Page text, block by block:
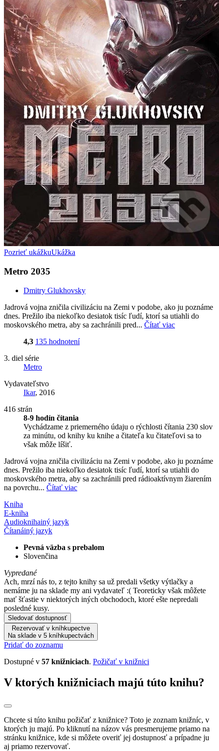
Pozrieť ukážkuUkážka
Metro 2035
Dmitry Glukhovsky
Jadrová vojna zničila civilizáciu na Zemi v podobe, ako ju poznáme
dnes. Prežilo iba niekoľko desiatok tisíc ľudí, ktorí sa utiahli do
moskovského metra, aby sa zachránili pred... Čítať viac
4,3 135 hodnotení
3. diel série
Metro
Vydavateľstvo
Ikar, 2016
416 strán
8-9 hodín čítania
Vychádzame z priemerného údaju o rýchlosti čítania 230 slov
za minútu, od knihy ku knihe a čitateľa ku čitateľovi sa to
však môže líšiť.
Jadrová vojna zničila civilizáciu na Zemi v podobe, ako ju poznáme
dnes. Prežilo iba niekoľko desiatok tisíc ľudí, ktorí sa utiahli do
moskovského metra, aby sa zachránili pred rádioaktívnym žiarením
na povrchu... Čítať viac
Kniha
E-kniha
Audioknihainý jazyk
Čítanáiný jazyk
Pevná väzba s prebalom
Slovenčina
Vypredané
Ach, mrzí nás to, z tejto knihy sa už predali všetky výtlačky a
nemáme ju na sklade my ani vydavateľ :( Teoreticky však môžete
mať šťastie v niektorých iných obchodoch, ktoré ešte nepredali
posledné kusy.
Sledovať dostupnosť
Rezervovať v kníhkupectve
Na sklade v 5 kníhkupectvách
Pridať do zoznamu
Dostupné v 57 knižniciach. Požičať v knižnici
V ktorých knižniciach majú túto knihu?
Chcete si túto knihu požičať z knižnice? Toto je zoznam knižníc, v
ktorých ju majú. Po kliknutí na názov vás presmerujeme priamo na
stránku knižnice, kde si môžete overiť jej dostupnosť a prípadne ju
aj priamo rezervovať.